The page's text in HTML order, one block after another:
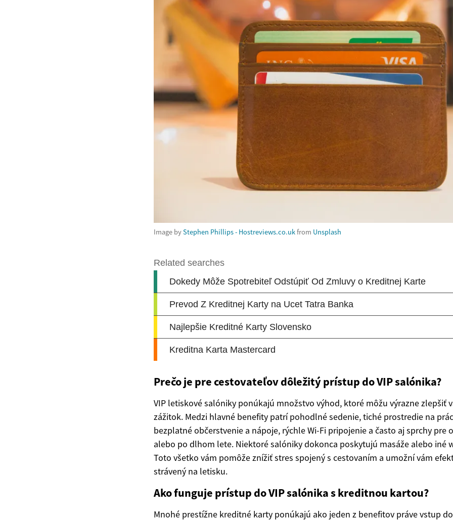
Image byStephen Phillips - Hostreviews.co.ukfrom Unsplash
Prečo je pre cestovateľov dôležitý prístup do VIP salónika?
VIP letiskové salóniky ponúkajú množstvo výhod, ktoré môžu výrazne zlepšiť
zážitok. Medzi hlavné benefity patrí pohodlné sedenie, tiché prostredie na
bezplatné občerstvenie a nápoje, rýchle Wi-Fi pripojenie a často aj sprchy pre
alebo po dlhom lete. Niektoré salóniky dokonca poskytujú masáže alebo iné
Toto všetko vám pomôže znížiť stres spojený s cestovaním a umožní vám
strávený na letisku.
Ako funguje prístup do VIP salónika s kreditnou kartou?
Mnohé prestížne kreditné karty ponúkajú ako jeden z benefitov práve vstup